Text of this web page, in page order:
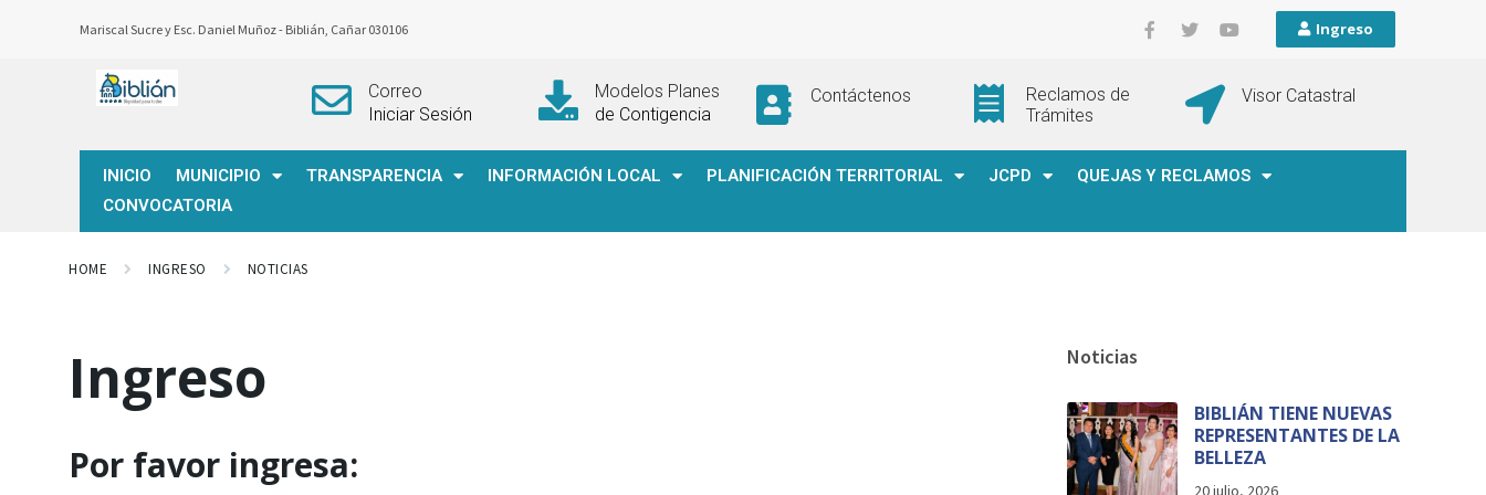
Mariscal Sucre y Esc. Daniel Muñoz - Biblián, Cañar 030106 Ingreso
Correo
Iniciar Sesión
Modelos Planes
de Contigencia
Contáctenos
Reclamos de
Trámites
Visor Catastral
INICIO MUNICIPIO TRANSPARENCIA INFORMACIÓN LOCAL PLANIFICACIÓN TERRITORIAL JCPD
QUEJAS Y RECLAMOS
CONVOCATORIA
HOME INGRESO NOTICIAS
Ingreso
Por favor ingresa:
Noticias
BIBLIÁN TIENE NUEVAS
REPRESENTANTES DE LA
BELLEZA
20 julio, 2026